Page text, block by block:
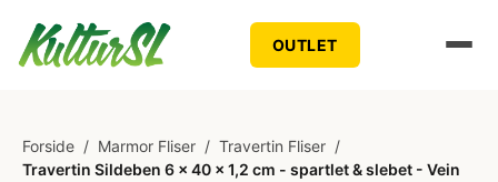
OUTLET
Forside / Marmor Fliser / Travertin Fliser /
Travertin Sildeben 6 x 40 x 1,2 cm - spartlet & slebet - Vein